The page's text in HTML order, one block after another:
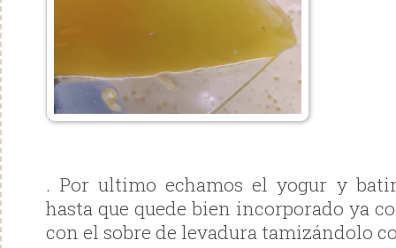
. Por ultimo echamos el yogur y
hasta que quede bien incorporado ya
con el sobre de levadura tamizándolo